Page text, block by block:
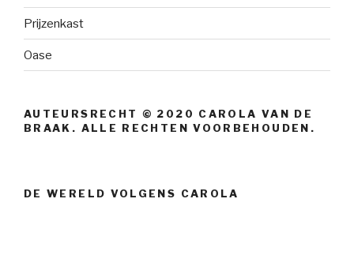
Prijzenkast
Oase
AUTEURSRECHT © 2020 CAROLA VAN DE
BRAAK. ALLE RECHTEN VOORBEHOUDEN.
DE WERELD VOLGENS CAROLA